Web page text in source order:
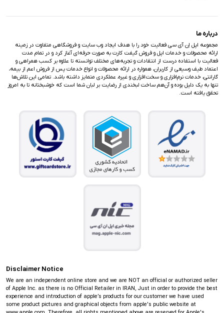
درباره ما
مجموعه اپل اِن آی سی فعالیت خود را با هدف ایجاد وب سایت و فروشگاهی متفاوت در زمینه
ارائه محصولات و خدمات اپل و فروش گیفت کارت به صورت حرفه‌ای آغاز کرد و در تمام مدت
فعالیت با استفاده درست از انتقادات و تجربه‌های مختلف توانسته تا علاوه بر کسب همراهی و
اعتماد طیف وسیعی از کاربران، همواره در ارائه محصولات و انواع خدمات پس از فروش اعم از بیمه،
گارانتی، خدمات نرم‌افزاری و سخت‌افزاری و غیره، عملکردی متمایز داشته باشد. تمامی این تلاش‌ها
تنها به یک دلیل بوده و آن‌هم ساخت لبخندی از رضایت بر لبان شما است که خوشبختانه تا به امروز
تحقق یافته است.
Disclaimer Notice
We are an independent online store and we are NOT an official or authorized seller
of Apple Inc. as there is no Official Retailer in IRAN, Just in order to provide the best
experience and introduction of apple’s products for our customer we have used
some product pictures and graphical objects from apple's public website at